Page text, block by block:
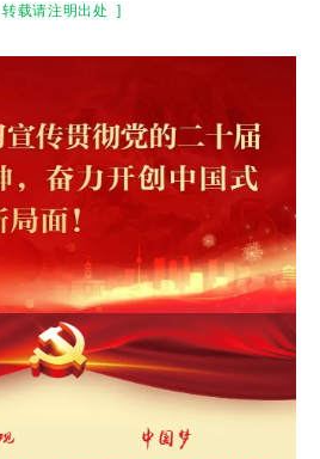
转载请注明出处 ]